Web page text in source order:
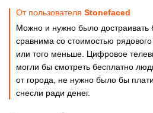
От пользователя Stonefaced
Можно и нужно было достраивать
сравнима со стоимостью
или того меньше. Цифровое
могли бы смотреть бесплатно
от города, не нужно было бы
снесли ради денег.